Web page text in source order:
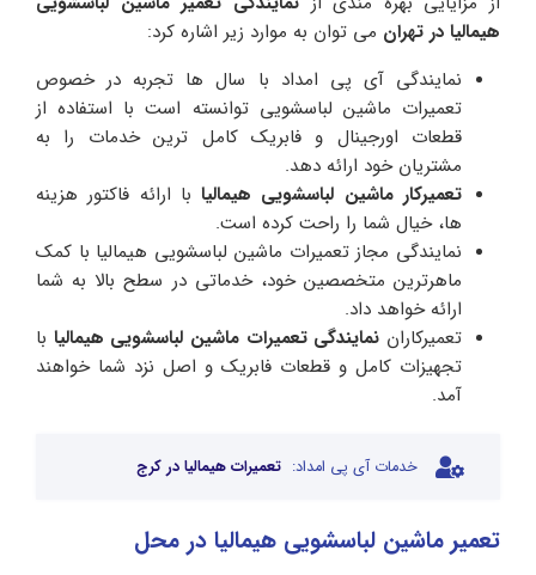
هیمالیا در تهران می توان به موارد زیر اشاره کرد:
نمایندگی آی پی امداد با سال ها تجربه در خصوص
تعمیرات ماشین لباسشویی توانسته است با استفاده از
قطعات اورجینال و فابریک کامل ترین خدمات را به
مشتریان خود ارائه دهد.
تعمیرکار ماشین لباسشویی هیمالیابا ارائه فاکتور هزینه
ها، خیال شما را راحت کرده است.
نمایندگی مجاز تعمیرات ماشین لباسشویی هیمالیا با کمک
ماهرترین متخصصین خود، خدماتی در سطح بالا به شما
ارائه خواهد داد.
تعمیرکاران نمایندگی تعمیرات ماشین لباسشویی هیمالیا با
تجهیزات کامل و قطعات فابریک و اصل نزد شما خواهند
آمد.
خدمات آی پی امداد: تعمیرات هیمالیا در کرج
تعمیر ماشین لباسشویی هیمالیا در محل